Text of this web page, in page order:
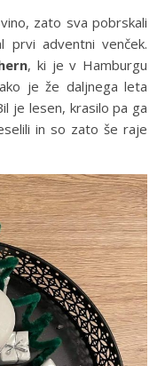
zato sva pobrskali
adventni venček.
, ki je v Hamburgu
je že daljnega leta
je lesen, krasilo pa ga
in so zato še raje